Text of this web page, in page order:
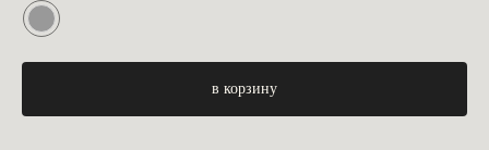
в корзину